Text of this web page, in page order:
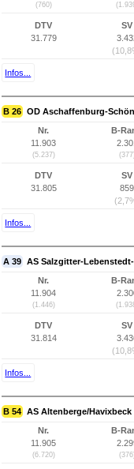
(760)
DTV
31.779
SV
Infos...
B 26 OD Aschaffenburg-
Nr.
11.903
(5.237)
B-
DTV
31.805
SV
859
Infos...
A 39 AS Salzgitter-
Nr.
11.904
(1.446)
B-
DTV
31.814
SV
Infos...
B 54 AS Altenberge/
Nr.
11.905
(6.720)
B-